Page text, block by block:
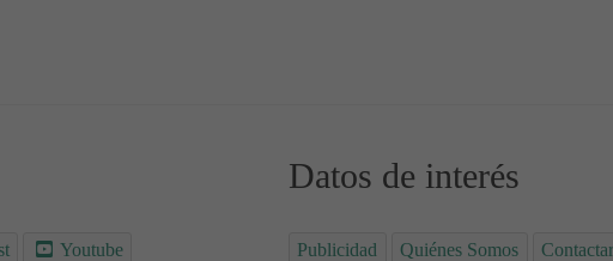
Koldo
del nombre Jorge
Youtube
Datos de interés
Publicidad Quiénes Somos Contactar